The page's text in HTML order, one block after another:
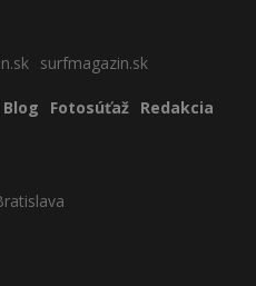
surfmagazin.sk
Blog Fotosúťaž Redakcia